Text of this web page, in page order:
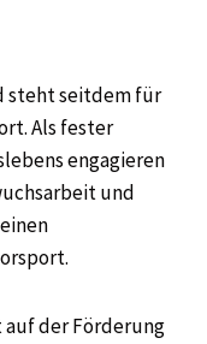
steht seitdem für
Als fester
engagieren
und
der Förderung